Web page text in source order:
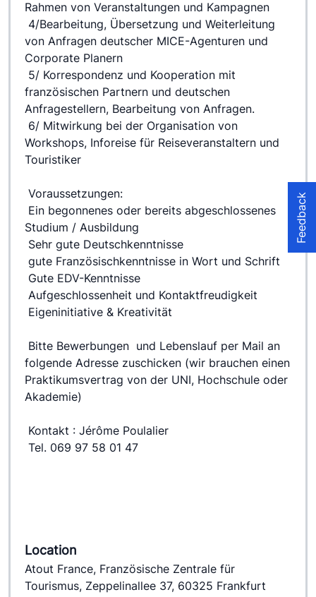
Rahmen von Veranstaltungen und Kampagnen
von Anfragen deutscher MICE-Agenturen und
Corporate Planern
französischen Partnern und deutschen
Anfragestellern, Bearbeitung von Anfragen.
Workshops, Inforeise für Reiseveranstaltern und
Touristiker
Voraussetzungen:
Studium / Ausbildung
Sehr gute Deutschkenntnisse
gute Französischkenntnisse in Wort und Schrift
Gute EDV-Kenntnisse
Aufgeschlossenheit und Kontaktfreudigkeit
Eigeninitiative & Kreativität
folgende Adresse zuschicken (wir brauchen einen
Praktikumsvertrag von der UNI, Hochschule oder
Akademie)
Kontakt : Jérôme Poulalier
Tel. 069 97 58 01 47
Location
Atout France, Französische Zentrale für
Tourismus, Zeppelinallee 37, 60325 Frankfurt
Feedback